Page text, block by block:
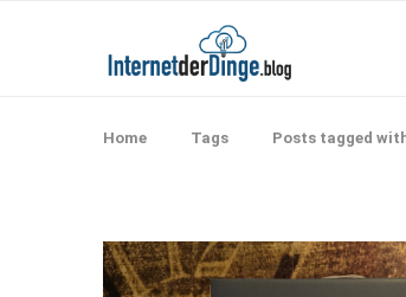
Home Tags Posts tagged